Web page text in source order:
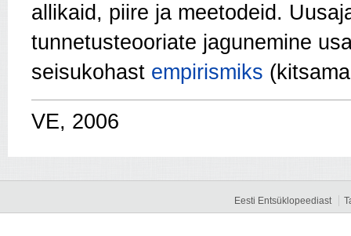
allikaid, piire ja meetodeid.
tunnetusteooriate jagunemine
seisukohast empirismiks
VE, 2006
Eesti Entsüklopeediast